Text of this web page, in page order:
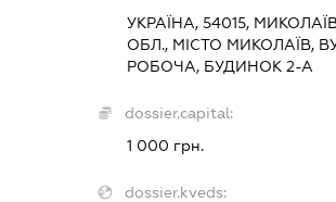
УКРАЇНА, 54015,
ОБЛ., МІСТО МИКОЛАЇВ,
РОБОЧА, БУДИНОК 2-А
dossier.capital:
1 000 грн.
dossier.kveds: